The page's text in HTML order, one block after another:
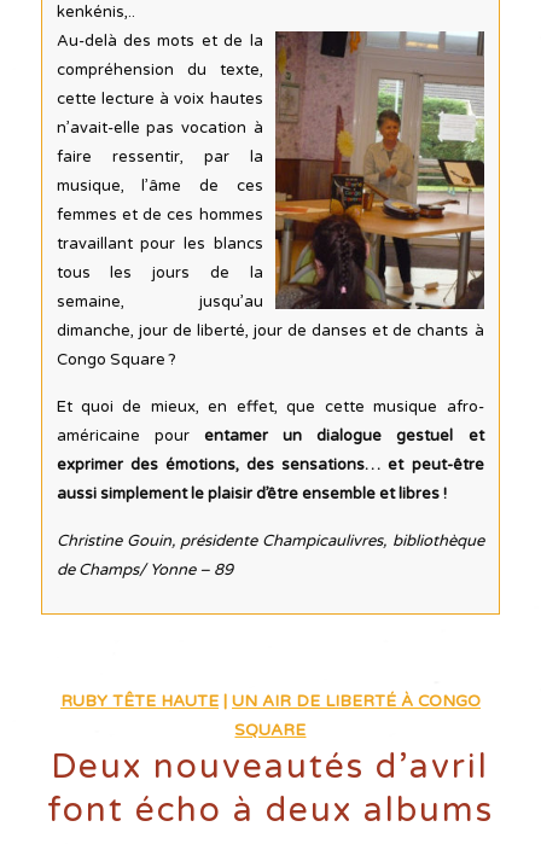
kenkénis,..
Au-delà des mots et de la
compréhension du texte,
cette lecture à voix hautes
n’avait-elle pas vocation à
faire ressentir, par la
musique, l’âme de ces
femmes et de ces hommes
travaillant pour les blancs
tous les jours de la
semaine, jusqu’au
dimanche, jour de liberté, jour de danses et de chants à
Congo Square ?
Et quoi de mieux, en effet, que cette musique afro-
américaine pour entamer un dialogue
gestuel et
exprimer des émotions, des sensations… et peut-être
aussi simplement le plaisir d’être ensemble et libres !
Christine Gouin, présidente Champicaulivres, bibliothèque
de Champs/ Yonne – 89
RUBY TÊTE HAUTE| UN AIR DE LIBERTÉ À CONGO
SQUARE
Deux nouveautés d’avril
font écho à deux albums